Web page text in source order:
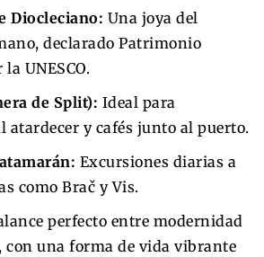
Diocleciano: Una joya del
declarado Patrimonio
UNESCO.
de Split): Ideal para
atardecer y cafés junto al puerto.
Excursiones diarias a
como Brač y Vis.
perfecto entre modernidad
con una forma de vida vibrante